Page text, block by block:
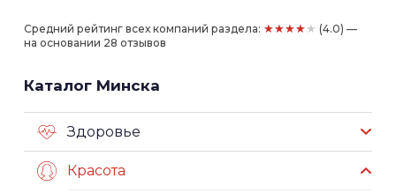
Средний рейтинг всех компаний раздела: ★★★★★ (4.0) —
на основании 28 отзывов
Каталог Минска
Здоровье
Красота